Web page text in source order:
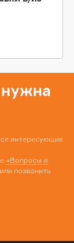
интересующие
«Вопросы и
позвонить